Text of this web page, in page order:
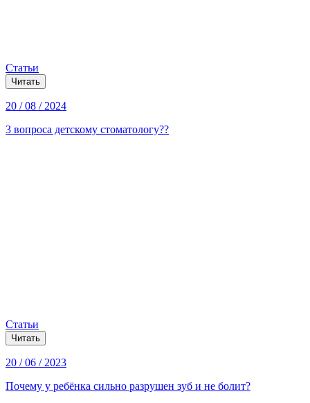
Статьи
Читать
20 / 08 / 2024
3 вопроса детскому стоматологу??
Статьи
Читать
20 / 06 / 2023
Почему у ребёнка сильно разрушен зуб и не болит?